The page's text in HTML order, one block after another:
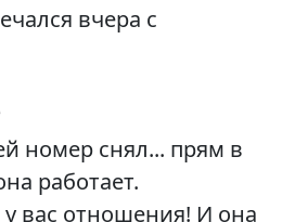
вчера с
номер снял... прям в
работает.
вас отношения! И она